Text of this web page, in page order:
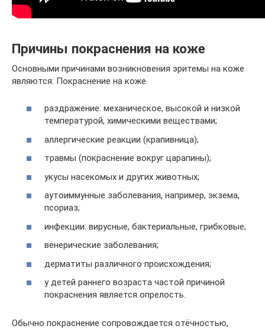
Причины покраснения на коже
Основными причинами возникновения эритемы на коже
являются: Покраснение на коже
раздражение: механическое, высокой и низкой
температурой, химическими веществами;
аллергические реакции (крапивница);
травмы (покраснение вокруг царапины);
укусы насекомых и других животных;
аутоиммунные заболевания, например, экзема,
псориаз;
инфекции: вирусные, бактериальные, грибковые;
венерические заболевания;
дерматиты различного происхождения;
у детей раннего возраста частой причиной
покраснения является опрелость.
Обычно покраснение сопровождается отёчностью,